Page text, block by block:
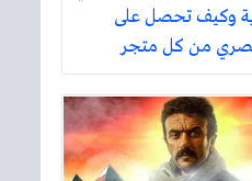
وكيف تحصل على
من كل متجر